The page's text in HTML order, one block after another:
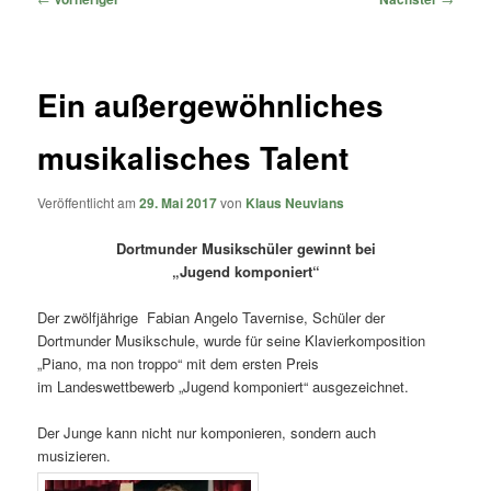
Ein außergewöhnliches
musikalisches Talent
Veröffentlicht am29. Mai 2017von Klaus Neuvians
Dortmunder Musikschüler gewinnt bei
„Jugend komponiert“
Der zwölfjährige Fabian Angelo Tavernise, Schüler der
Dortmunder Musikschule, wurde für seine Klavierkomposition
„Piano, ma non troppo“ mit dem ersten Preis
im Landeswettbewerb „Jugend komponiert“ ausgezeichnet.
Der Junge kann nicht nur komponieren, sondern auch
musizieren.